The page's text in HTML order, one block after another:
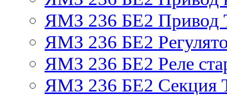
ЯМЗ 236 БЕ2
ЯМЗ 236 БЕ2
ЯМЗ 236 БЕ2 Реле
ЯМЗ 236 БЕ2